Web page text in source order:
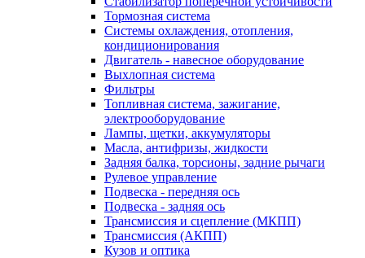
Тормозная система
Системы охлаждения, отопления,
кондиционирования
Двигатель - навесное оборудование
Выхлопная система
Фильтры
Топливная система, зажигание,
электрооборудование
Лампы, щетки, аккумуляторы
Масла, антифризы, жидкости
Задняя балка, торсионы, задние рычаги
Рулевое управление
Подвеска - передняя ось
Подвеска - задняя ось
Трансмиссия и сцепление (МКПП)
Трансмиссия (АКПП)
Кузов и оптика